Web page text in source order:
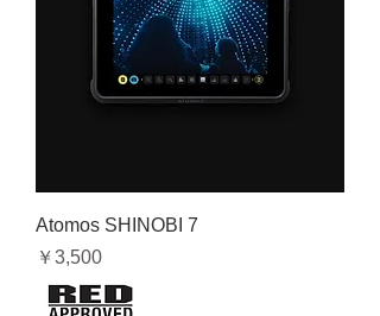
Atomos SHINOBI 7
価格
￥3,500